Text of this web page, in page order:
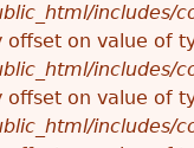
includes/
offset on value of
includes/
offset on value of
includes/